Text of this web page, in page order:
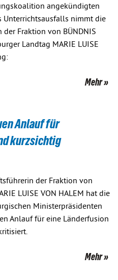
angekündigten
Unterrichtsausfalls nimmt die
Fraktion von BÜNDNIS
Landtag MARIE LUISE
Mehr
Anlauf für
kurzsichtig
der Fraktion von
LUISE VON HALEM hat die
Ministerpräsidenten
Anlauf für eine Länderfusion
Mehr